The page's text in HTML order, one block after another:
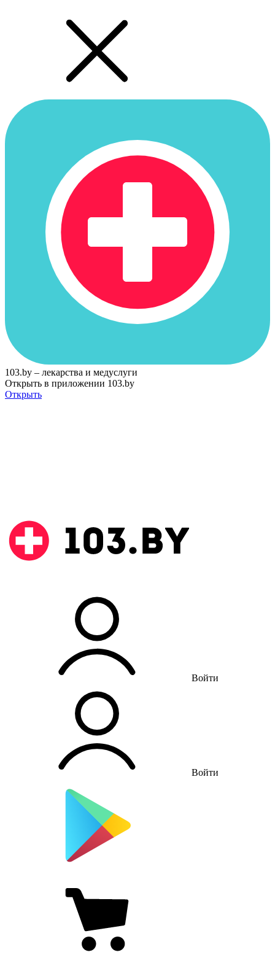
103.by – лекарства и медуслуги
Открыть в приложении 103.by
Открыть
Войти
Войти